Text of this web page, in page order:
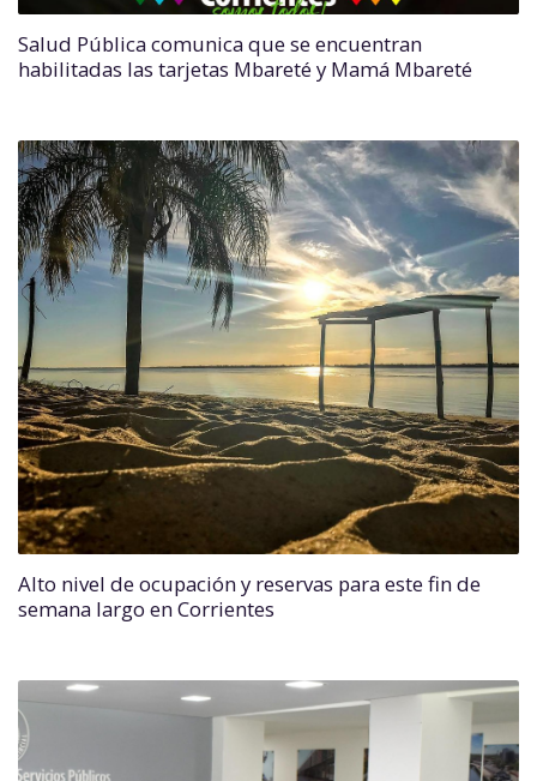
Salud Pública comunica que se encuentran
habilitadas las tarjetas Mbareté y Mamá Mbareté
Alto nivel de ocupación y reservas para este fin de
semana largo en Corrientes